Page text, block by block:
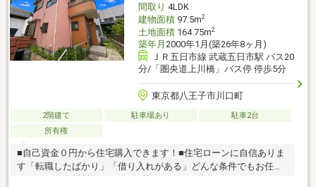
間取り 4LDK
建物面積97.5m2
土地面積164.75m2
築年月 2000年1月(築26年8ヶ月)
ＪＲ五日市線 武蔵五日市駅 バス20
分/「圏央道上川橋」バス停 停歩5分
東京都八王子市川口町
2階建て 駐車場あり
駐車2台
所有権
■自己資金０円から住宅購入できます！■住宅ローンに自信ありま
す「転職したばかり」「借り入れがある」どんな条件でもお任せ